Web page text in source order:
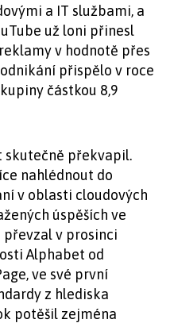
a IT službami, a
už loni přinesl
v hodnotě přes
přispělo v roce
částkou 8,9
skutečně překvapil.
nahlédnout do
v oblasti cloudových
úspěších ve
převzal v prosinci
Alphabet od
ve své první
z hlediska
potěšil zejména